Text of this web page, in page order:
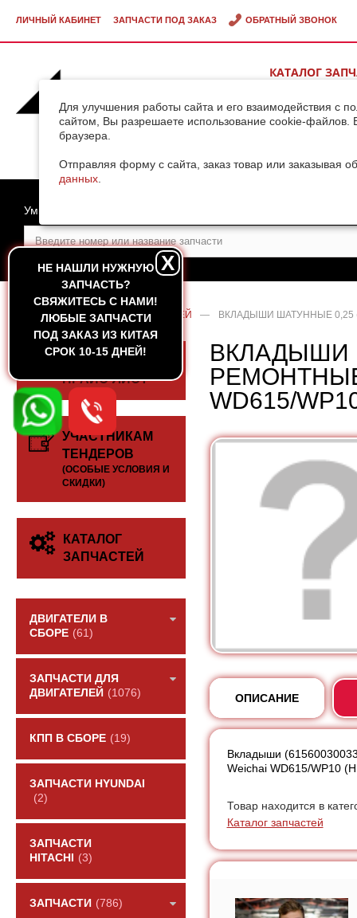
Для улучшения работы сайта и его взаимодействия с
сайтом, Вы разрешаете использование cookie-файлов.
браузера.
Отправляя форму с сайта, заказ товар или заказывая
данных
ЛИЧНЫЙ КАБИНЕТ ЗАПЧАСТИ ПОД ЗАКАЗ ОБРАТНЫЙ ЗВОНОК
КАТАЛОГ
НЕ НАШЛИ НУЖНУЮ
ЗАПЧАСТЬ?
CВЯЖИТЕСЬ С НАМИ!
ЛЮБЫЕ ЗАПЧАСТИ
ПОД ЗАКАЗ ИЗ КИТАЯ
СРОК 10-15 ДНЕЙ!
X
Умный поиск
ГЛАВНАЯ — КАТАЛОГ ЗАПЧАСТЕЙ — ВКЛАДЫШИ ШАТУННЫЕ 0,25
СКАЧАТЬ
ПРАЙС-ЛИСТ
УЧАСТНИКАМ
ТЕНДЕРОВ
(ОСОБЫЕ УСЛОВИЯ И
СКИДКИ)
КАТАЛОГ
ЗАПЧАСТЕЙ
ДВИГАТЕЛИ В
СБОРЕ (61)
ЗАПЧАСТИ ДЛЯ
ДВИГАТЕЛЕЙ (1076)
КПП В СБОРЕ (19)
ЗАПЧАСТИ HYUNDAI
(2)
ЗАПЧАСТИ
HITACHI
(3)
ЗАПЧАСТИ (786)
ВКЛАДЫШИ
WD615/
ОПИСАНИЕ
Вкладыши
Weichai WD615/WP10
Товар находится в
Каталог запчастей